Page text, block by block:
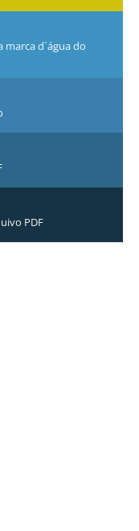
marca d`água do
PDF